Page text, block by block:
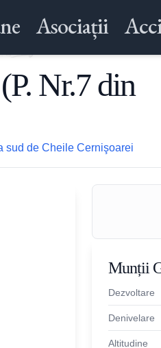
Asociații
Nr.7 din
sud de Cheile Cernişoarei
Munții
Dezvoltare
Denivelare
Altitudine